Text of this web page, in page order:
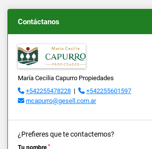
Contáctanos
María Cecilia Capurro Propiedades
+542255478228 |
+542255601597
mcapurro@gesell.com.ar
¿Prefieres que te contactemos?
Tu nombre *